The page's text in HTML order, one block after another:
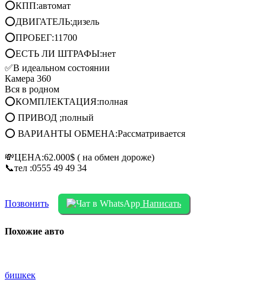
⭕КПП:автомат
⭕ДВИГАТЕЛЬ:дизель
⭕ПРОБЕГ:11700
⭕ЕСТЬ ЛИ ШТРАФЫ:нет
✅В идеальном состоянии
Камера 360
Вся в родном
⭕КОМПЛЕКТАЦИЯ:полная
⭕ ПРИВОД ;полный
⭕ ВАРИАНТЫ ОБМЕНА:Рассматривается
💸ЦЕНА:62.000$ ( на обмен дороже)
📞тел :0555 49 49 34
Позвонить Написать
Похожие авто
бишкек